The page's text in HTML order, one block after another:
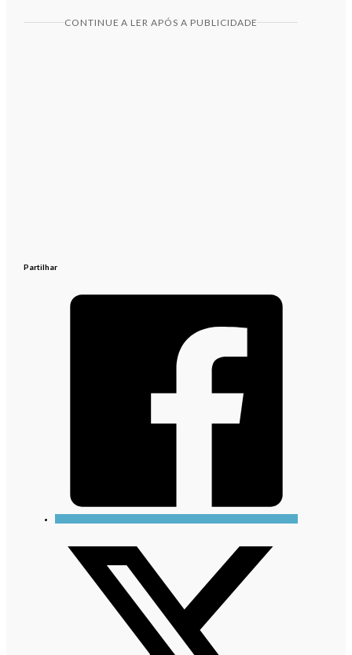
CONTINUE A LER APÓS A PUBLICIDADE
Partilhar